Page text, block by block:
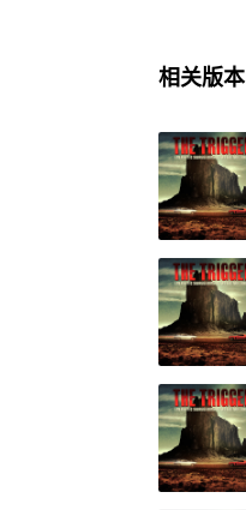
相关版本